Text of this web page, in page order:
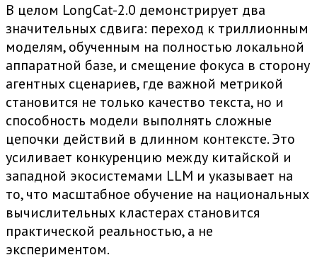
В целом LongCat-2.0 демонстрирует два
значительных сдвига: переход к триллионным
моделям, обученным на полностью локальной
аппаратной базе, и смещение фокуса в сторону
агентных сценариев, где важной метрикой
становится не только качество текста, но и
способность модели выполнять сложные
цепочки действий в длинном контексте. Это
усиливает конкуренцию между китайской и
западной экосистемами LLM и указывает на
то, что масштабное обучение на национальных
вычислительных кластерах становится
практической реальностью, а не
экспериментом.